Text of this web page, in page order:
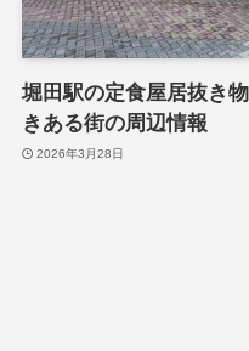
堀田駅の定食屋居抜き
きある街の周辺情報
2026年3月28日